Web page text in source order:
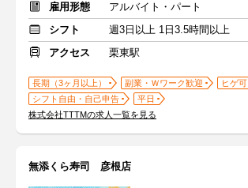
雇用形態
アルバイト・パート
シフト
週3日以上 1日3.5時間以上
アクセス
栗東駅
長期（3ヶ月以上） 副業・Ｗワーク歓迎
ヒゲ可
シフト自由・自己申告
平日
株式会社TTTMの求人一覧を見る
無添くら寿司 彦根店